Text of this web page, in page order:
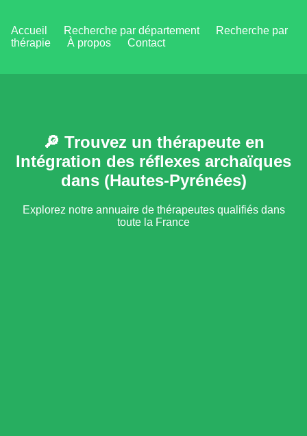
Accueil Recherche par département
Recherche par
thérapie
À propos Contact
🔎 Trouvez un thérapeute en
Intégration des réflexes archaïques
dans (Hautes-Pyrénées)
Explorez notre annuaire de thérapeutes qualifiés dans
toute la France